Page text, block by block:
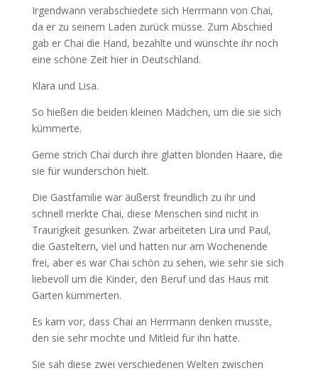
Irgendwann verabschiedete sich Herrmann von Chai,
da er zu seinem Laden zurück müsse. Zum Abschied
gab er Chai die Hand, bezahlte und wünschte ihr noch
eine schöne Zeit hier in Deutschland.
Klara und Lisa.
So hießen die beiden kleinen Mädchen, um die sie sich
kümmerte.
Gerne strich Chai durch ihre glatten blonden Haare, die
sie für wunderschön hielt.
Die Gastfamilie war äußerst freundlich zu ihr und
schnell merkte Chai, diese Menschen sind nicht in
Traurigkeit gesunken. Zwar arbeiteten Lira und Paul,
die Gasteltern, viel und hatten nur am Wochenende
frei, aber es war Chai schön zu sehen, wie sehr sie sich
liebevoll um die Kinder, den Beruf und das Haus mit
Garten kümmerten.
Es kam vor, dass Chai an Herrmann denken musste,
den sie sehr mochte und Mitleid für ihn hatte.
Sie sah diese zwei verschiedenen Welten zwischen